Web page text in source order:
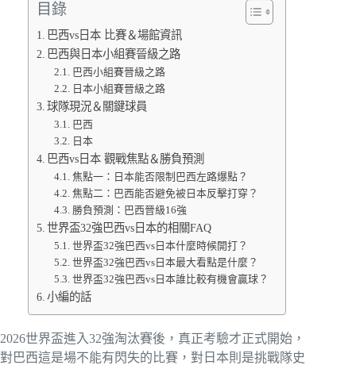
目錄
巴西vs日本 比賽＆場館資訊
巴西與日本小組賽晉級之路
巴西小組賽晉級之路
日本小組賽晉級之路
球隊現況＆關鍵球員
巴西
日本
巴西vs日本 觀戰焦點＆勝負預測
焦點一：日本能否限制巴西左路爆點？
焦點二：巴西能否避免被日本反擊打穿？
勝負預測：巴西晉級16強
世界盃32強巴西vs日本的相關FAQ
世界盃32強巴西vs日本什麼時候開打？
世界盃32強巴西vs日本最大看點是什麼？
世界盃32強巴西vs日本誰比較有機會贏球？
小編的話
2026世界盃進入32強淘汰賽後，真正考驗才正式開始，
對巴西這是場不能有閃失的比賽，對日本則是挑戰隊史